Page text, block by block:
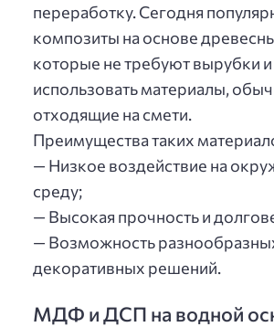
переработку. Сегодня
композиты на основе
которые не требуют вырубки
использовать материалы,
отходящие на смети.
Преимущества таких
— Низкое воздействие на
среду;
— Высокая прочность и
— Возможность
декоративных решений.
МДФ и ДСП на водной